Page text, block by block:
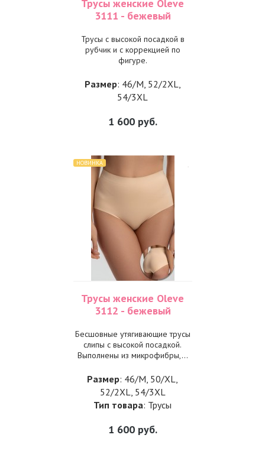
Трусы женские Oleve
3111 - бежевый
Трусы с высокой посадкой в
рубчик и с коррекцией по
фигуре.
Размер: 46/M, 52/2XL,
54/3XL
1 600руб.
НОВИНКА
Трусы женские Oleve
3112 - бежевый
Бесшовные утягивающие трусы
слипы с высокой посадкой.
Выполнены из микрофибры,...
Размер: 46/M, 50/XL,
52/2XL, 54/3XL
Тип товара: Трусы
1 600руб.